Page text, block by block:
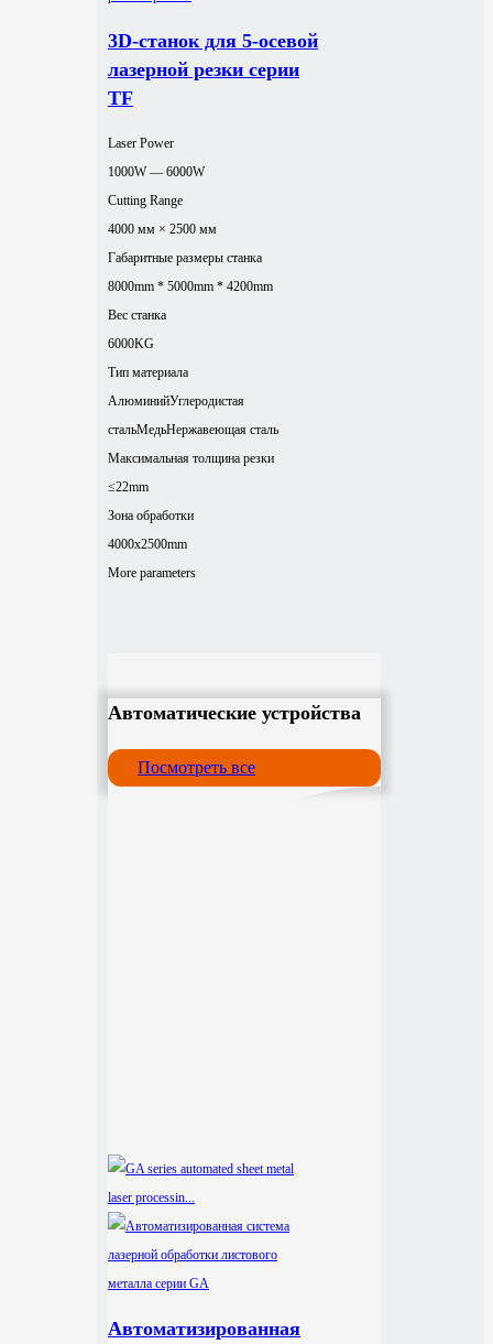
3D-станок для 5-осевой
лазерной резки серии
TF
Laser Power
1000W — 6000W
Cutting Range
4000 мм × 2500 мм
Габаритные размеры станка
8000mm * 5000mm * 4200mm
Вес станка
6000KG
Тип материала
АлюминийУглеродистая
стальМедьНержавеющая сталь
Максимальная толщина резки
≤22mm
Зона обработки
4000x2500mm
More parameters
Автоматические устройства
Посмотреть все
Автоматизированная